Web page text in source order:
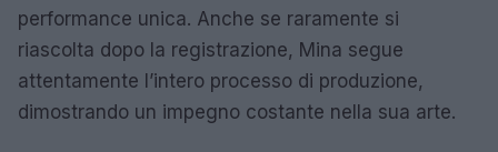
performance unica. Anche se raramente si
riascolta dopo la registrazione, Mina segue
attentamente l’intero processo di produzione,
dimostrando un impegno costante nella sua arte.